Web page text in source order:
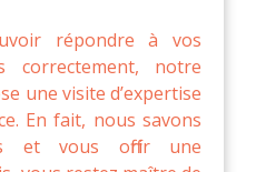
répondre à vos
correctement, notre
une visite d’expertise
En fait, nous savons
et vous offrir une